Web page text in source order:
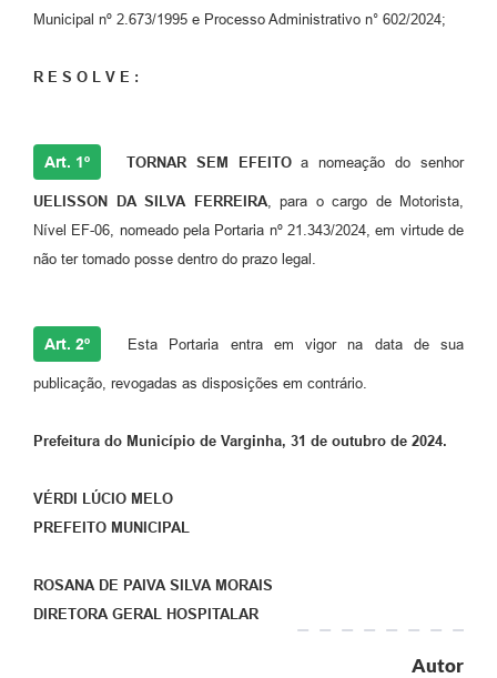
Municipal nº 2.673/1995 e Processo Administrativo n° 602/2024;
R E S O L V E :
Art. 1º TORNAR SEM EFEITOa nomeação do senhor
UELISSON DA SILVA FERREIRA, para o cargo de Motorista,
Nível EF-06, nomeado pela Portaria nº 21.343/2024, em virtude de
não ter tomado posse dentro do prazo legal.
Art. 2º Esta Portaria entra em vigor na data de sua
publicação, revogadas as disposições em contrário.
Prefeitura do Município de Varginha, 31 de outubro de 2024.
VÉRDI LÚCIO MELO
PREFEITO MUNICIPAL
ROSANA DE PAIVA SILVA MORAIS
DIRETORA GERAL HOSPITALAR
Autor